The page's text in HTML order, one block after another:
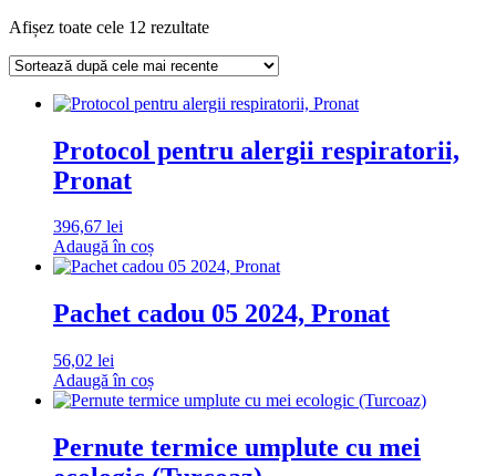
Afișez toate cele 12 rezultateSortat
cele
recente
Protocol pentru alergii respiratorii,
Pronat
396,67 lei
Adaugă în coș
Pachet cadou 05 2024, Pronat
56,02 lei
Adaugă în coș
Pernute termice umplute cu mei